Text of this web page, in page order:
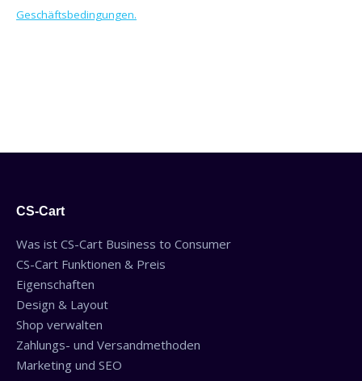
Geschäftsbedingungen.
CS-Cart
Was ist CS-Cart Business to Consumer
CS-Cart Funktionen & Preis
Eigenschaften
Design & Layout
Shop verwalten
Zahlungs- und Versandmethoden
Marketing und SEO